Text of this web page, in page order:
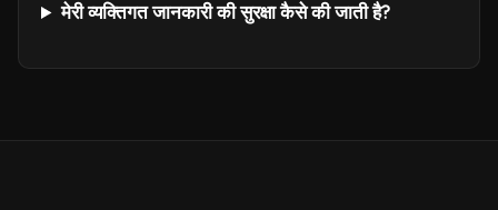
मेरी व्यक्तिगत जानकारी की सुरक्षा कैसे की जाती है?